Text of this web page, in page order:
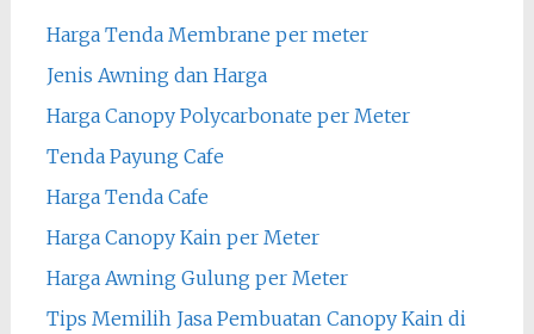
Harga Tenda Membrane per meter
Jenis Awning dan Harga
Harga Canopy Polycarbonate per Meter
Tenda Payung Cafe
Harga Tenda Cafe
Harga Canopy Kain per Meter
Harga Awning Gulung per Meter
Tips Memilih Jasa Pembuatan Canopy Kain di